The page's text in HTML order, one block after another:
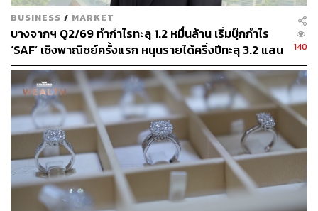
BUSINESS / MARKET
บางจากฯ Q2/69 ทำกำไรทะลุ 1.2 หมื่นล้าน เริ่มบุ๊กกำไร
‘SAF’ เชิงพาณิชย์ครั้งแรก หนุนรายได้ครึ่งปีทะลุ 3.2 แสน
ล้าน
140